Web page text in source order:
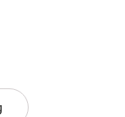
ud i
vækkes til live
stuk og
original